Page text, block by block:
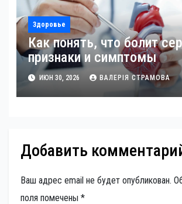
Здоровье
Как понять, что болит
признаки и симптомы
ИЮН 30, 2026 ВАЛЕРІЯ СТРАМОВА
Добавить
Ваш адрес email не будет опубликован.
поля помечены *